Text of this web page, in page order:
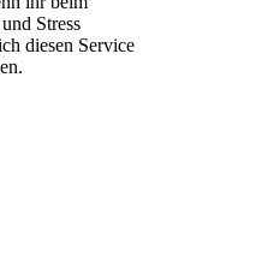
Stress
diesen Service